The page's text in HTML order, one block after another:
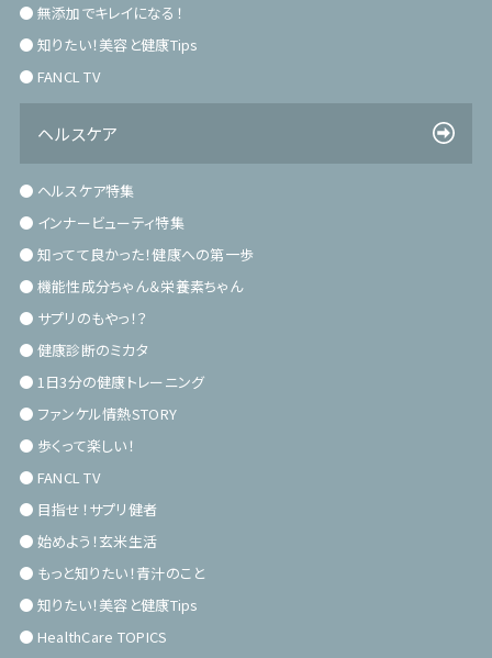
無添加でキレイになる！
知りたい！美容と健康Tips
FANCL TV
ヘルスケア
ヘルスケア特集
インナービューティ特集
知ってて良かった！健康への第一歩
機能性成分ちゃん＆栄養素ちゃん
サプリのもやっ！？
健康診断のミカタ
1日3分の健康トレーニング
ファンケル情熱STORY
歩くって楽しい！
FANCL TV
目指せ！サプリ健者
始めよう！玄米生活
もっと知りたい！青汁のこと
知りたい！美容と健康Tips
HealthCare TOPICS